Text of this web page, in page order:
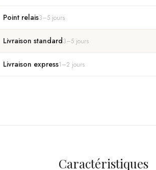
Point relais3–5 jours
Livraison standard3–5 jours
Livraison express1–2 jours
Caractéristiques